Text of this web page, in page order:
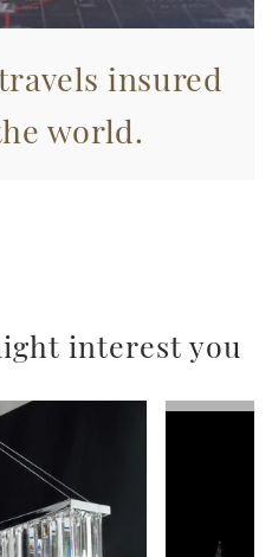
potrebbero combinarle
servizi.
insured
world.
interest you